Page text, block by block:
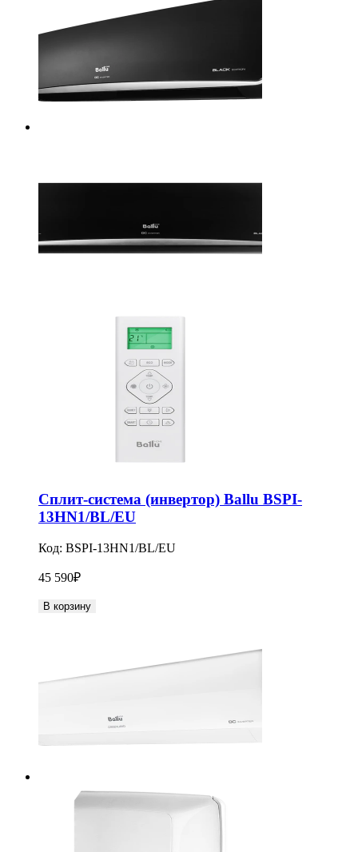
Сплит-система (инвертор) Ballu BSPI-
13HN1/BL/EU
Код: BSPI-13HN1/BL/EU
45 590₽
В корзину